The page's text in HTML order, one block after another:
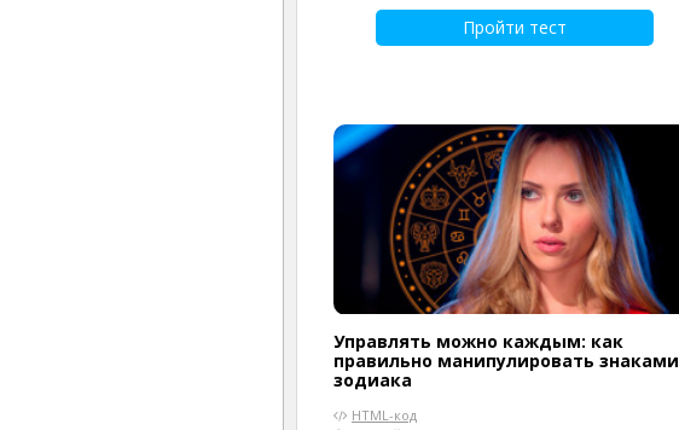
Пройти тест
Управлять можно каждым: как
правильно манипулировать знаками
зодиака
HTML-код